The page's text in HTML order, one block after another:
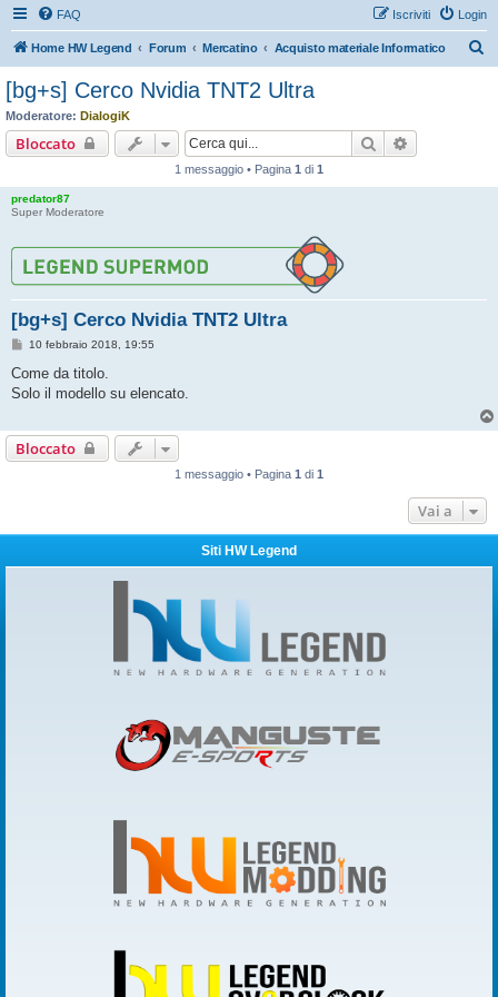
FAQ Login
Iscriviti
Home HW Legend Forum Mercatino Acquisto materiale Informatico
[bg+s] Cerco Nvidia TNT2 Ultra
Moderatore: DialogiK
Bloccato Cerca
1 messaggio • Pagina 1 di 1
predator87
Super Moderatore
[bg+s] Cerco Nvidia TNT2 Ultra
M
s
a
i
o
10 febbraio 2018, 19:55
Come da titolo.
Solo il modello su elencato.
Bloccato
1 messaggio • Pagina 1 di 1
Vai a
Siti HW Legend